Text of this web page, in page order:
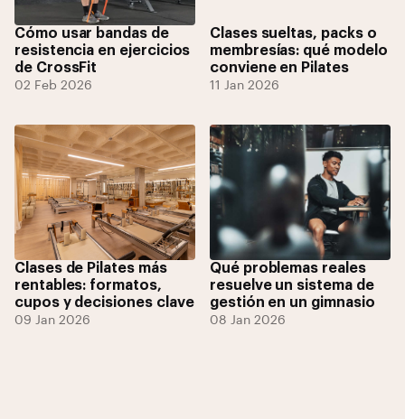
Cómo usar bandas de
resistencia en ejercicios
de CrossFit
02 Feb 2026
Clases sueltas, packs o
membresías: qué modelo
conviene en Pilates
11 Jan 2026
Clases de Pilates más
rentables: formatos,
cupos y decisiones clave
09 Jan 2026
Qué problemas reales
resuelve un sistema de
gestión en un gimnasio
08 Jan 2026